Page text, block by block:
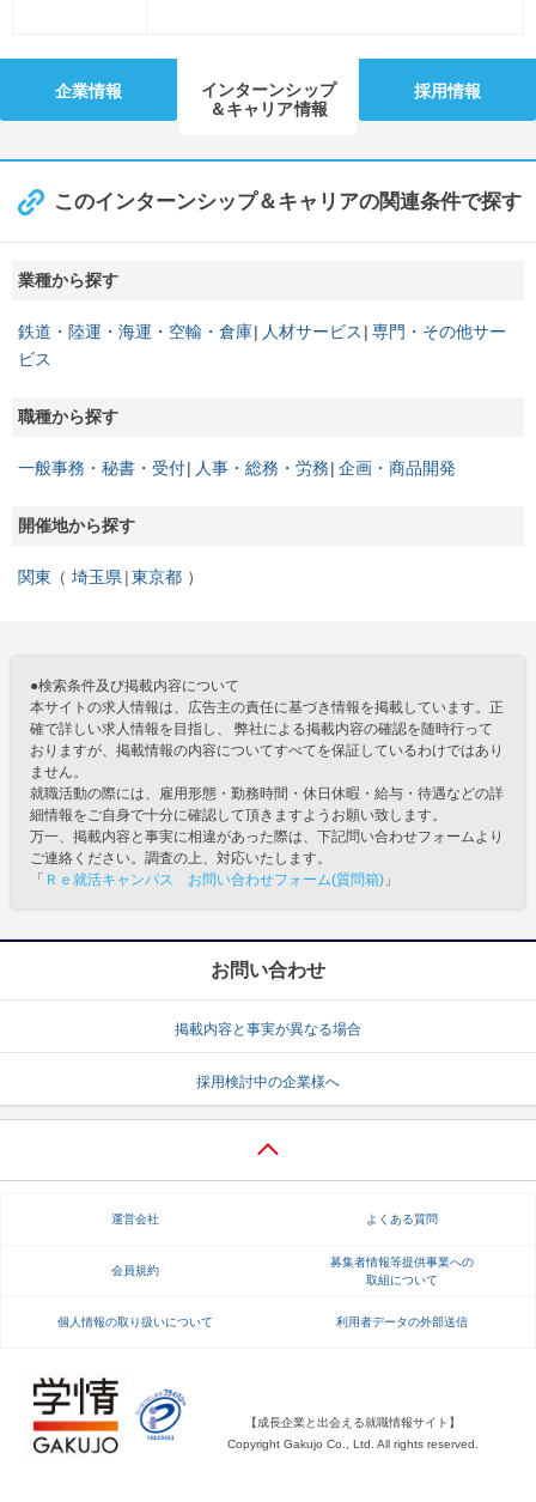
企業情報
インターンシップ
＆キャリア情報
採用情報
このインターンシップ＆キャリアの関連条件で探す
業種から探す
鉄道・陸運・海運・空輸・倉庫 人材サービス
専門・その他サー
ビス
職種から探す
一般事務・秘書・受付 人事・総務・労務 企画・商品開発
開催地から探す
関東 埼玉県 東京都
●検索条件及び掲載内容について
本サイトの求人情報は、広告主の責任に基づき情報を掲載しています。正
確で詳しい求人情報を目指し、 弊社による掲載内容の確認を随時行って
おりますが、掲載情報の内容についてすべてを保証しているわけではあり
ません。
就職活動の際には、雇用形態・勤務時間・休日休暇・給与・待遇などの詳
細情報をご自身で十分に確認して頂きますようお願い致します。
万一、掲載内容と事実に相違があった際は、下記問い合わせフォームより
ご連絡ください。調査の上、対応いたします。
「 Ｒｅ就活キャンパス お問い合わせフォーム(質問箱) 」
お問い合わせ
掲載内容と事実が異なる場合
採用検討中の企業様へ
運営会社 よくある質問
会員規約
募集者情報等提供事業への
取組について
個人情報の取り扱いについて 利用者データの外部送信
【成長企業と出会える就職情報サイト】
Copyright Gakujo Co., Ltd. All rights reserved.